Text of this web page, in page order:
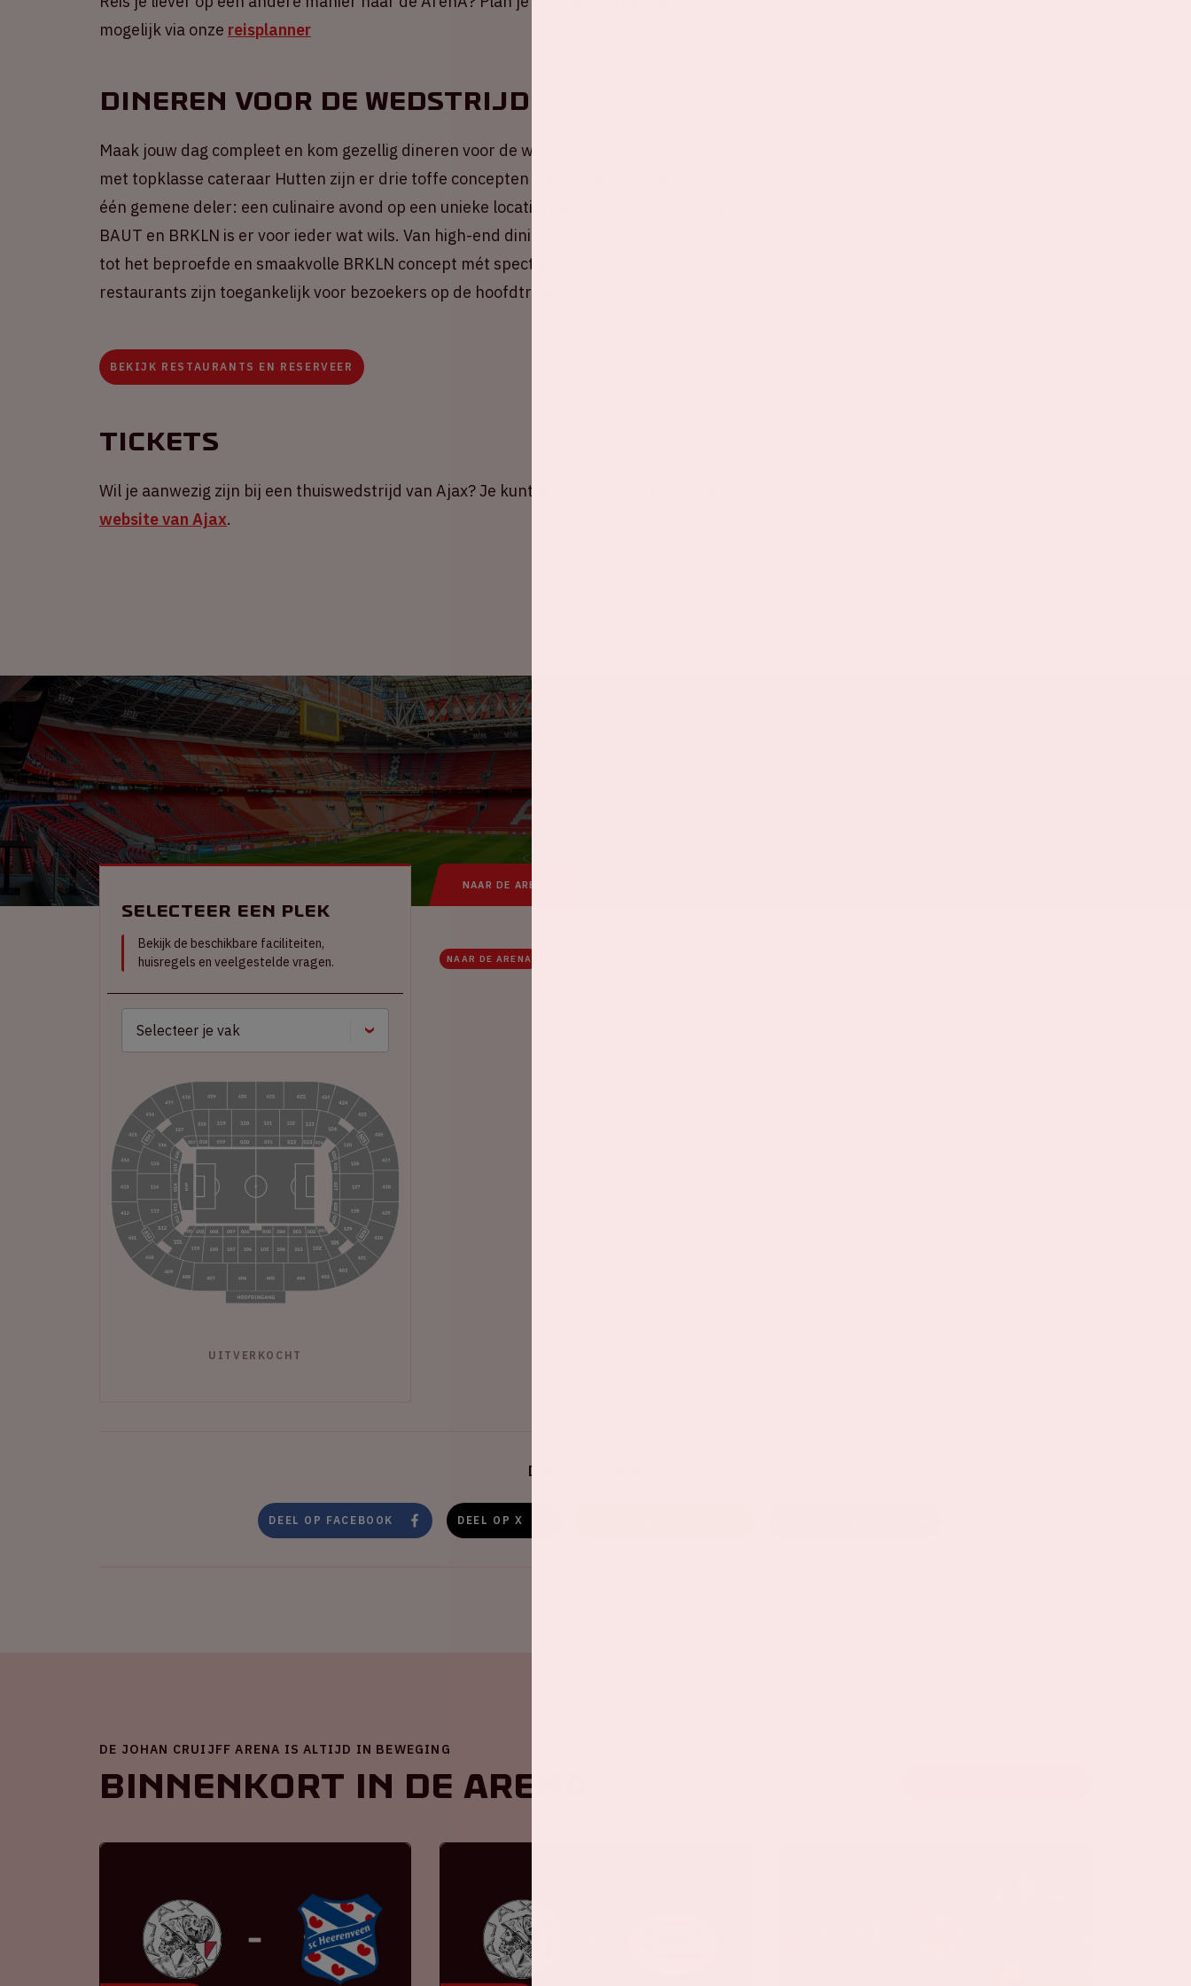
mogelijk via onze reisplanner
Dineren voor de wedstrijd
Maak jouw dag compleet en kom gezellig dineren voor de wedstrijd. In samenwerking
met topklasse cateraar Hutten zijn er drie toffe concepten waar je uit kunt kiezen met
één gemene deler: een culinaire avond op een unieke locatie. Met de concepten By Lute,
BAUT en BRKLN is er voor ieder wat wils. Van high-end dining in een ontspannen setting
tot het beproefde en smaakvolle BRKLN concept mét spectaculair uitzicht. De
restaurants zijn toegankelijk voor bezoekers op de hoofdtribune.
BEKIJK RESTAURANTS EN RESERVEER
Tickets
Wil je aanwezig zijn bij een thuiswedstrijd van Ajax? Je kunt je tickets bestellen via
website van Ajax.
NAAR DE ARENA
NAAR DE ARENA
Selecteer een plek
Bekijk de beschikbare faciliteiten,
huisregels en veelgestelde vragen.
UITVERKOCHT
Deel dit evenement
DEEL OP FACEBOOK DEEL OP X
DE JOHAN CRUIJFF ARENA IS ALTIJD IN BEWEGING
Binnenkort in de ArenA